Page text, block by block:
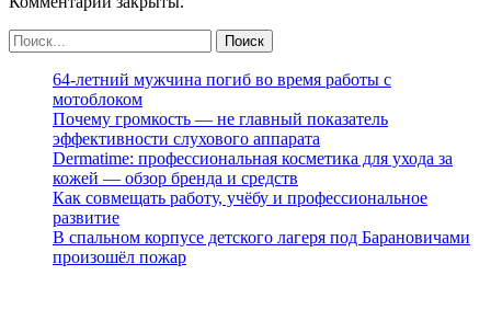
64-летний мужчина погиб во время работы с
мотоблоком
Почему громкость — не главный показатель
эффективности слухового аппарата
Dermatime: профессиональная косметика для ухода за
кожей — обзор бренда и средств
Как совмещать работу, учёбу и профессиональное
развитие
В спальном корпусе детского лагеря под Барановичами
произошёл пожар